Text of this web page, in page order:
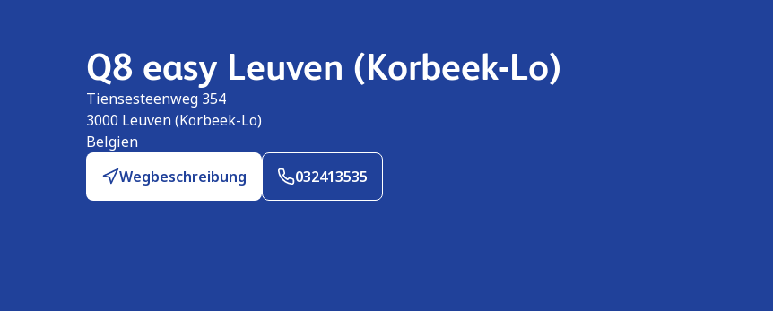
Q8 easy Leuven (Korbeek-Lo)
Tiensesteenweg 354
3000 Leuven (Korbeek-Lo)
Belgien
Wegbeschreibung
032413535